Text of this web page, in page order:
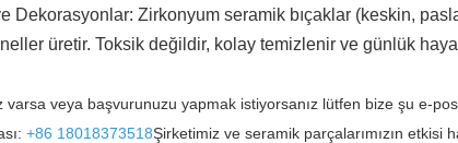
Dekorasyonlar: Zirkonyum seramik bıçaklar (keskin,
üretir. Toksik değildir, kolay temizlenir ve günlük
varsa veya başvurunuzu yapmak istiyorsanız lütfen bize şu e-
+86 18018373518Şirketimiz ve seramik parçalarımızın etkisi